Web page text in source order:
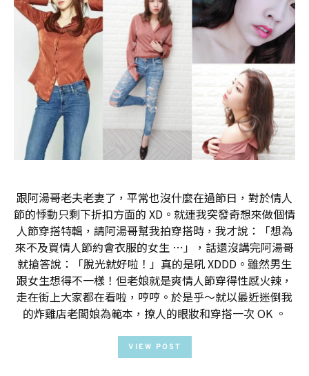
跟阿湯哥老夫老妻了，平常也沒什麼在過節日，對於情人
節的悸動只剩下折扣方面的 XD。就連我突發奇想來做個情
人節穿搭特輯，請阿湯哥幫我拍穿搭時，我才說：「想為
來不及買情人節約會衣服的女生 …」，話還沒講完阿湯哥
就搶答說：「脫光就好啦！」真的是吼 XDDD。雖然男生
跟女生想得不一樣！但老娘就是爽情人節穿得性感火辣，
走在街上大家都在看啦，哼哼。於是乎～就以最近迷倒我
的炸雞店老闆娘為範本，撩人的眼妝和穿搭一次 OK 。
VIEW POST